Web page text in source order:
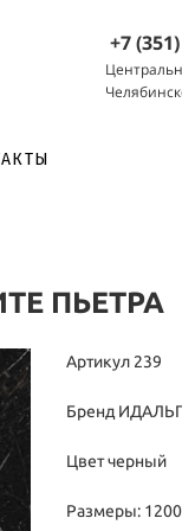
+7 (351)
ПЬЕТРА
Артикул 239
Бренд
Цвет черный
Размеры: